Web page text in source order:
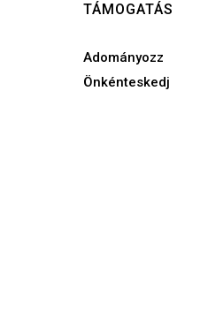
TÁMOGATÁS
Adományozz
Önkénteskedj